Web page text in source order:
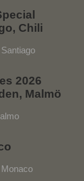
Chili
Santiago
2026
Malmö
Monaco